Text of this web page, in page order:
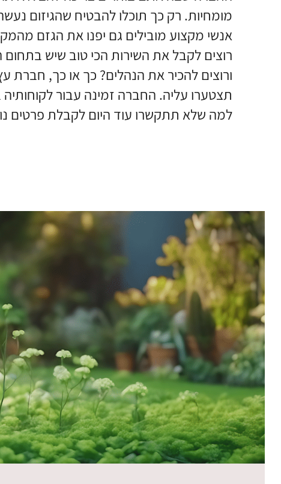
מומחיות. רק כך תוכלו להבטיח שהגיזום
אנשי מקצוע מובילים גם יפנו את הגזם
רוצים לקבל את השירות הכי טוב שיש בתחום
ורוצים להכיר את הנהלים? כך או כך, חברת
תצטערו עליה. החברה זמינה עבור
למה שלא תתקשרו עוד היום לקבלת פרטים